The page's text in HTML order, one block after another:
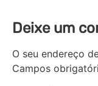
Deixe um
O seu endereço
Campos